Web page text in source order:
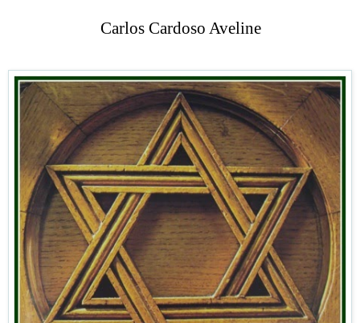
Carlos Cardoso Aveline